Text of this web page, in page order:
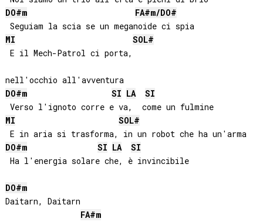
DO#m FA#m/DO#
Seguiam la scia se un meganoide ci spia
MI
SOL#
E il Mech-Patrol ci porta,
nell'occhio all'avventura
DO#m SI LA
SI
Verso l'ignoto corre e va,  come un fulmine
MI
SOL#
E in aria si trasforma, in un robot che ha un'arma
DO#m SI LA
SI
Ha l'energia solare che, è invincibile
DO#m
Daitarn, Daitarn
FA#m